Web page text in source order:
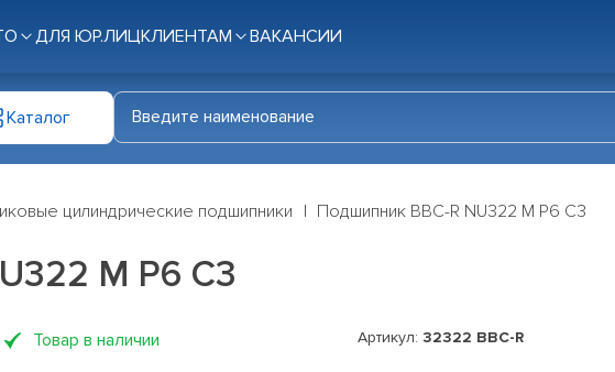
ДЛЯ ЮР.ЛИЦКЛИЕНТАМ ВАКАНСИИ
Каталог
цилиндрические подшипники Подшипник BBC-R NU322 M P6 C3
M P6 C3
Товар в наличии Артикул: 32322 BBC-R